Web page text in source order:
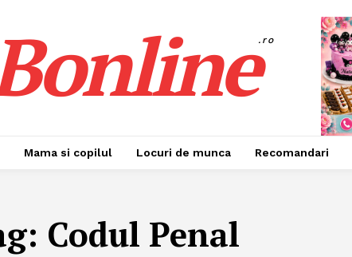
.ro
Mama si copilul Locuri de munca Recomandari
Codul Penal